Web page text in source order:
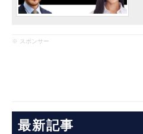
※ スポンサー
最新記事